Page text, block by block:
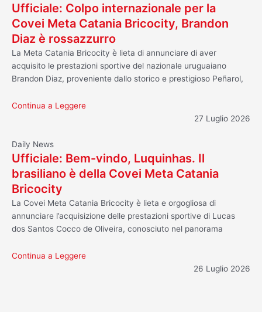
Ufficiale: Colpo internazionale per la
Covei Meta Catania Bricocity, Brandon
Diaz è rossazzurro
La Meta Catania Bricocity è lieta di annunciare di aver
acquisito le prestazioni sportive del nazionale uruguaiano
Brandon Diaz, proveniente dallo storico e prestigioso Peñarol,
Continua a Leggere
27 Luglio 2026
Daily News
Ufficiale: Bem-vindo, Luquinhas. Il
brasiliano è della Covei Meta Catania
Bricocity
La Covei Meta Catania Bricocity è lieta e orgogliosa di
annunciare l’acquisizione delle prestazioni sportive di Lucas
dos Santos Cocco de Oliveira, conosciuto nel panorama
Continua a Leggere
26 Luglio 2026